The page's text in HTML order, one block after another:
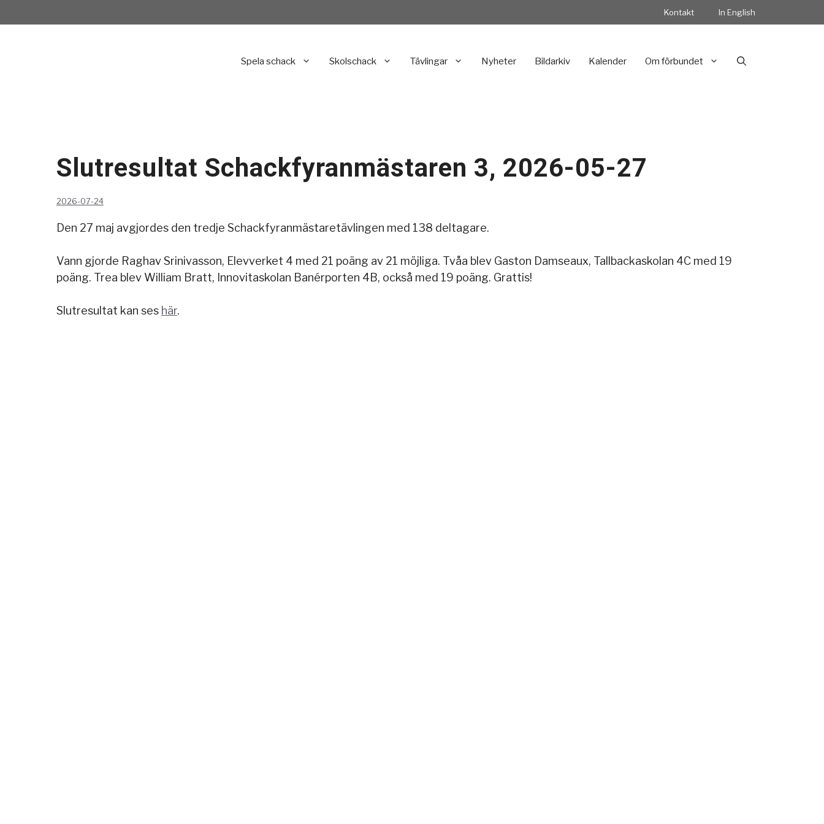
till
Kontakt In English
Spela schack Skolschack Tävlingar Nyheter Bildarkiv Kalender Om förbundet
Slutresultat Schackfyranmästaren 3, 2026-05-27
2026-07-24
Den 27 maj avgjordes den tredje Schackfyranmästaretävlingen med 138 deltagare.
Vann gjorde Raghav Srinivasson, Elevverket 4 med 21 poäng av 21 möjliga. Tvåa blev Gaston Damseaux, Tallbackaskolan 4C med 19
poäng. Trea blev William Bratt, Innovitaskolan Banérporten 4B, också med 19 poäng. Grattis!
Slutresultat kan ses här.